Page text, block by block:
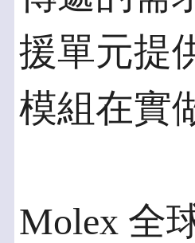
援單元提
模組在實
Molex 全